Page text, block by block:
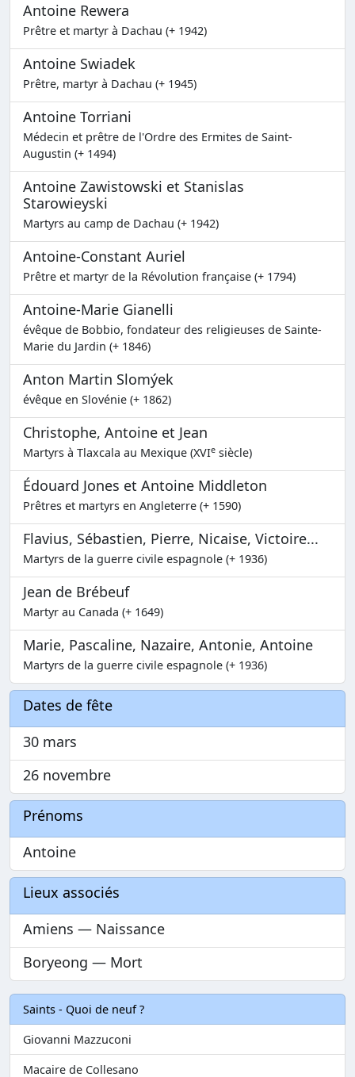
Antoine Rewera
Prêtre et martyr à Dachau (+ 1942)
Antoine Swiadek
Prêtre, martyr à Dachau (+ 1945)
Antoine Torriani
Médecin et prêtre de l'Ordre des Ermites de Saint-
Augustin (+ 1494)
Antoine Zawistowski et Stanislas
Starowieyski
Martyrs au camp de Dachau (+ 1942)
Antoine-Constant Auriel
Prêtre et martyr de la Révolution française (+ 1794)
Antoine-Marie Gianelli
évêque de Bobbio, fondateur des religieuses de Sainte-
Marie du Jardin (+ 1846)
Anton Martin Slomýek
évêque en Slovénie (+ 1862)
Christophe, Antoine et Jean
Martyrs à Tlaxcala au Mexique (XVIe siècle)
Édouard Jones et Antoine Middleton
Prêtres et martyrs en Angleterre (+ 1590)
Flavius, Sébastien, Pierre, Nicaise, Victoire...
Martyrs de la guerre civile espagnole (+ 1936)
Jean de Brébeuf
Martyr au Canada (+ 1649)
Marie, Pascaline, Nazaire, Antonie, Antoine
Martyrs de la guerre civile espagnole (+ 1936)
Dates de fête
30 mars
26 novembre
Prénoms
Antoine
Lieux associés
Amiens — Naissance
Boryeong — Mort
Saints - Quoi de neuf ?
Giovanni Mazzuconi
Macaire de Collesano